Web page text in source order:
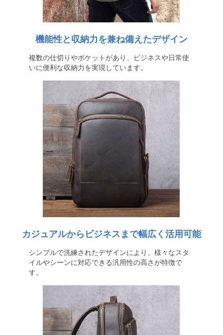
機能性と収納力を兼ね備えたデザイン
複数の仕切りやポケットがあり、ビジネスや日常使
いに便利な収納力を実現しています。
カジュアルからビジネスまで幅広く活用可能
シンプルで洗練されたデザインにより、様々なスタ
イルやシーンに対応できる汎用性の高さが特徴で
す。